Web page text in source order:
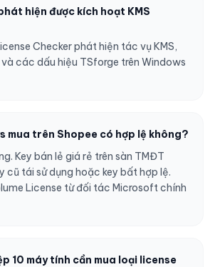
hiện được kích hoạt KMS
Checker phát hiện tác vụ KMS,
các dấu hiệu TSforge trên Windows
mua trên Shopee có hợp lệ không?
Key bán lẻ giá rẻ trên sàn TMĐT
cũ tái sử dụng hoặc key bất hợp lệ.
License từ đối tác Microsoft chính
10 máy tính cần mua loại license